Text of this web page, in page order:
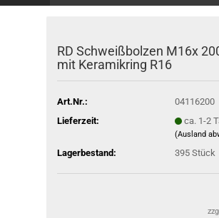
RD Schweißbolzen M16x
mit Keramikring R16
Art.Nr.:
04116200
Lieferzeit:
ca. 1-2
(Ausland
Lagerbestand: 395 Stück